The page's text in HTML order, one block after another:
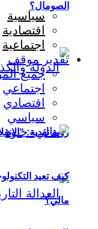
الصومال؟
رؤية نقدية:
سياسية
اقتصادية
اجتماعية
تقدير موقف
جميع
اجتماعي
اقتصادي
سياسي
كيف تعيد
مالي؟